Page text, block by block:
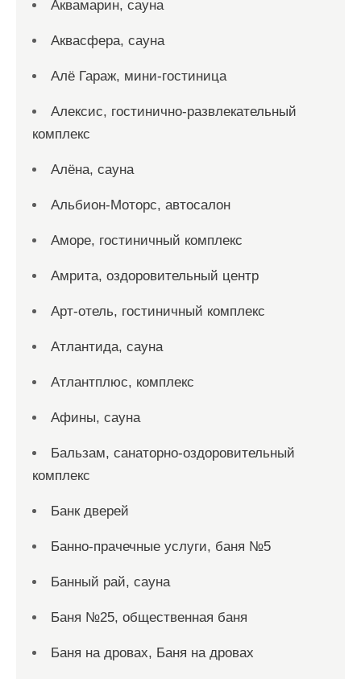
Аквамарин, сауна
Аквасфера, сауна
Алё Гараж, мини-гостиница
Алексис, гостинично-развлекательный
комплекс
Алёна, сауна
Альбион-Моторс, автосалон
Аморе, гостиничный комплекс
Амрита, оздоровительный центр
Арт-отель, гостиничный комплекс
Атлантида, сауна
Атлантплюс, комплекс
Афины, сауна
Бальзам, санаторно-оздоровительный
комплекс
Банк дверей
Банно-прачечные услуги, баня №5
Банный рай, сауна
Баня №25, общественная баня
Баня на дровах, Баня на дровах